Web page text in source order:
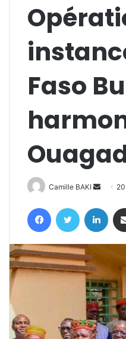
Faso
Camille BAKI
Envoyer
courriel
FacebookTwitter